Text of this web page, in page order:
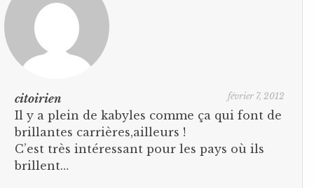
citoirien février 7, 2012
Il y a plein de kabyles comme ça qui font de
brillantes carrières,ailleurs !
C’est très intéressant pour les pays où ils
brillent…